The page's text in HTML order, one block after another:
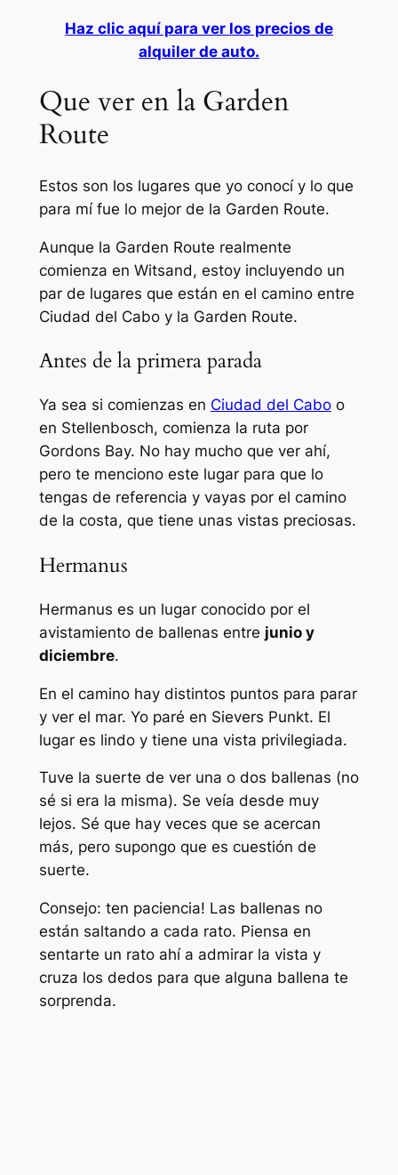
Haz clic aquí para ver los precios de
alquiler de auto.
Que ver en la Garden
Route
Estos son los lugares que yo conocí y lo que
para mí fue lo mejor de la Garden Route.
Aunque la Garden Route realmente
comienza en Witsand, estoy incluyendo un
par de lugares que están en el camino entre
Ciudad del Cabo y la Garden Route.
Antes de la primera parada
Ya sea si comienzas en Ciudad del Caboo
en Stellenbosch, comienza la ruta por
Gordons Bay. No hay mucho que ver ahí,
pero te menciono este lugar para que lo
tengas de referencia y vayas por el camino
de la costa, que tiene unas vistas preciosas.
Hermanus
Hermanus es un lugar conocido por el
avistamiento de ballenas entre junio y
diciembre.
En el camino hay distintos puntos para parar
y ver el mar. Yo paré en Sievers Punkt. El
lugar es lindo y tiene una vista privilegiada.
Tuve la suerte de ver una o dos ballenas (no
sé si era la misma). Se veía desde muy
lejos. Sé que hay veces que se acercan
más, pero supongo que es cuestión de
suerte.
Consejo: ten paciencia! Las ballenas no
están saltando a cada rato. Piensa en
sentarte un rato ahí a admirar la vista y
cruza los dedos para que alguna ballena te
sorprenda.